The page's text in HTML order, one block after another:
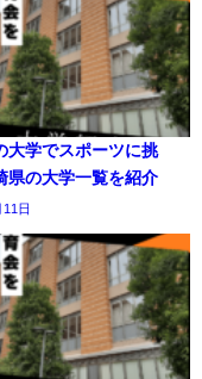
大学でスポーツに挑
県の大学一覧を紹介
日